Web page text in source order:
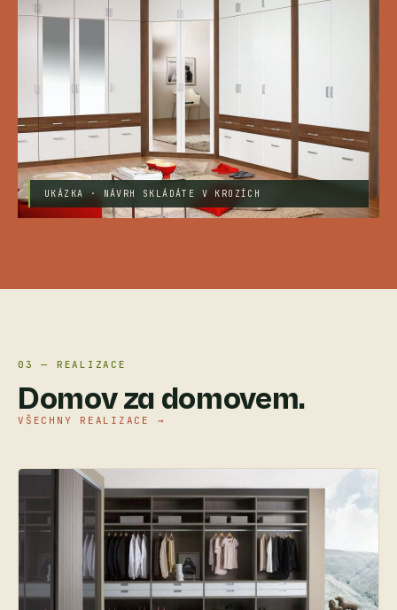
UKÁZKA · NÁVRH SKLÁDÁTE V KROZÍCH
03 — REALIZACE
Domov za domovem.
VŠECHNY REALIZACE →